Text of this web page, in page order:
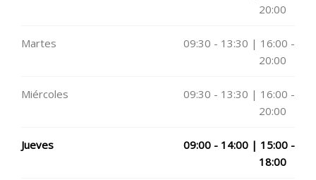
20:00
Martes
09:30 - 13:30 | 16:00 -
20:00
Miércoles
09:30 - 13:30 | 16:00 -
20:00
Jueves
09:00 - 14:00 | 15:00 -
18:00